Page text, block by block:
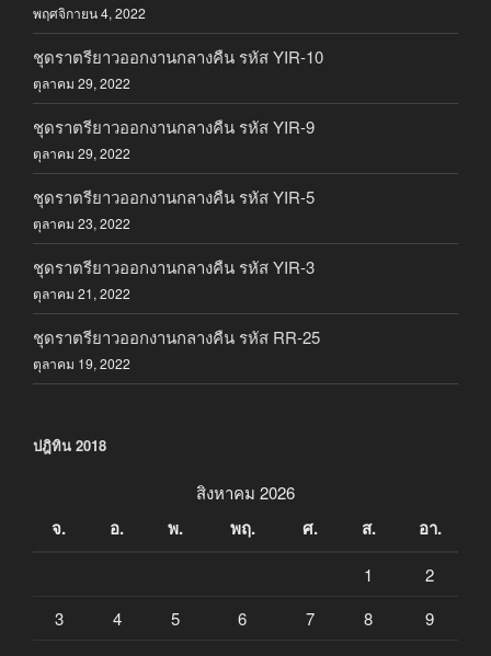
พฤศจิกายน 4, 2022
ชุดราตรียาวออกงานกลางคืน รหัส YIR-10
ตุลาคม 29, 2022
ชุดราตรียาวออกงานกลางคืน รหัส YIR-9
ตุลาคม 29, 2022
ชุดราตรียาวออกงานกลางคืน รหัส YIR-5
ตุลาคม 23, 2022
ชุดราตรียาวออกงานกลางคืน รหัส YIR-3
ตุลาคม 21, 2022
ชุดราตรียาวออกงานกลางคืน รหัส RR-25
ตุลาคม 19, 2022
ปฎิทิน 2018
สิงหาคม 2026
จ. อ. พ. พฤ. ศ. ส. อา.
1
2
3
4 5 6 7 8
9